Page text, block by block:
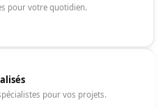
pour votre quotidien.
pour vos projets.